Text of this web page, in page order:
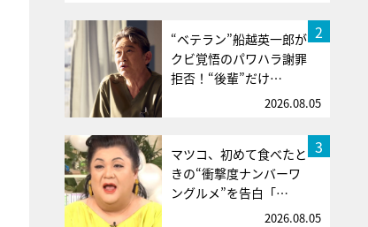
2
“ベテラン”船越英一郎が
クビ覚悟のパワハラ謝罪
拒否！“後輩”だけ…
2026.08.05
3
マツコ、初めて食べたと
きの“衝撃度ナンバーワ
ングルメ”を告白「…
2026.08.05